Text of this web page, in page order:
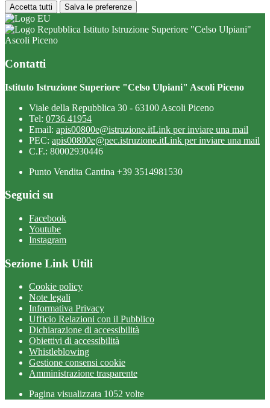
Accetta tutti Salva le preferenze
Istituto Istruzione Superiore "Celso Ulpiani"
Ascoli Piceno
Contatti
Istituto Istruzione Superiore "Celso Ulpiani" Ascoli Piceno
Viale della Repubblica 30 - 63100 Ascoli Piceno
Tel: 0736 41954
Email: apis00800e@istruzione.itLink per inviare una mail
PEC: apis00800e@pec.istruzione.itLink per inviare una mail
C.F.: 80002930446
Punto Vendita Cantina +39 3514981530
Seguici su
Facebook
Youtube
Instagram
Sezione Link Utili
Cookie policy
Note legali
Informativa Privacy
Ufficio Relazioni con il Pubblico
Dichiarazione di accessibilità
Obiettivi di accessibilità
Whistleblowing
Gestione consensi cookie
Amministrazione trasparente
Pagina visualizzata 1052 volte